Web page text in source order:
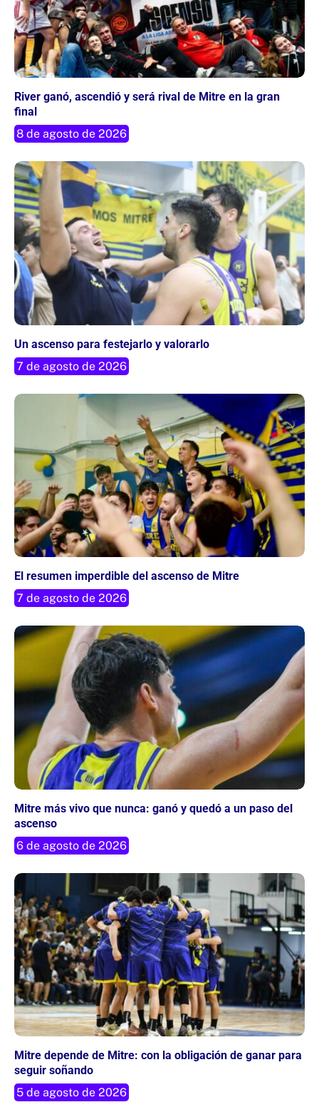
River ganó, ascendió y será rival de Mitre en la gran
final
8 de agosto de 2026
Un ascenso para festejarlo y valorarlo
7 de agosto de 2026
El resumen imperdible del ascenso de Mitre
7 de agosto de 2026
Mitre más vivo que nunca: ganó y quedó a un paso del
ascenso
6 de agosto de 2026
Mitre depende de Mitre: con la obligación de ganar para
seguir soñando
5 de agosto de 2026